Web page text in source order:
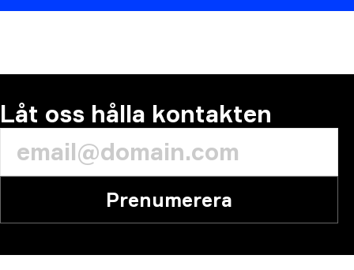
Låt oss hålla kontakten
Prenumerera